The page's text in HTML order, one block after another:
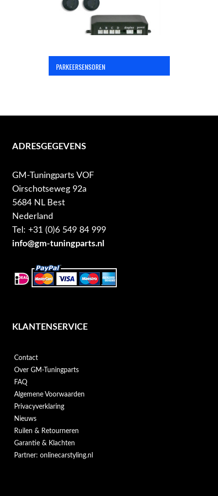
PARKEERSENSOREN
ADRESGEGEVENS
GM-Tuningparts VOF
Oirschotseweg 92a
5684 NL Best
Nederland
Tel: +31 (0)6 549 84 999
info@gm-tuningparts.nl
KLANTENSERVICE
Contact
Over GM-Tuningparts
FAQ
Algemene Voorwaarden
Privacyverklaring
Nieuws
Ruilen & Retourneren
Garantie & Klachten
Partner: onlinecarstyling.nl